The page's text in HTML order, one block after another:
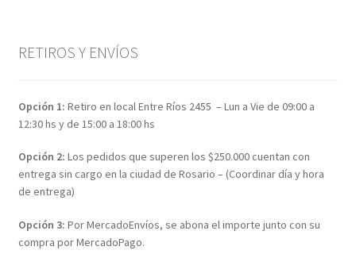
RETIROS Y ENVÍOS
Opción 1: Retiro en local Entre Ríos 2455 – Lun a Vie de 09:00 a
12:30 hs y de 15:00 a 18:00 hs
Opción 2: Los pedidos que superen los $250.000 cuentan con
entrega sin cargo en la ciudad de Rosario – (Coordinar día y hora
de entrega)
Opción 3: Por MercadoEnvíos, se abona el importe junto con su
compra por MercadoPago.